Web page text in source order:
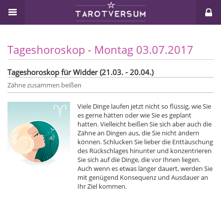
Tageshoroskop - Montag 03.07.2017
Tageshoroskop für Widder (21.03. - 20.04.)
Zähne zusammen beißen
Viele Dinge laufen jetzt nicht so flüssig, wie Sie
es gerne hätten oder wie Sie es geplant
hatten. Vielleicht beißen Sie sich aber auch die
Zähne an Dingen aus, die Sie nicht ändern
können. Schlucken Sie lieber die Enttäuschung
des Rückschlages hinunter und konzentrieren
Sie sich auf die Dinge, die vor Ihnen liegen.
Auch wenn es etwas länger dauert, werden Sie
mit genügend Konsequenz und Ausdauer an
Ihr Ziel kommen.